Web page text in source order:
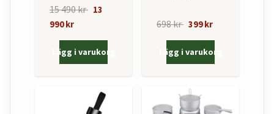
15 490 kr 13
990 kr
Lägg i varukorg
698 kr 399 kr
Lägg i varukorg